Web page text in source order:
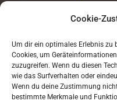
Cookie-
Um dir ein optimales Erlebnis zu
Cookies, um
zuzugreifen. Wenn du diesen
wie das Surfverhalten oder
Wenn du deine Zustimmung
bestimmte Merkmale und
BOERBOELZ - never
Christoph Rehak
Untertorstraße 8
D-63688 Gedern